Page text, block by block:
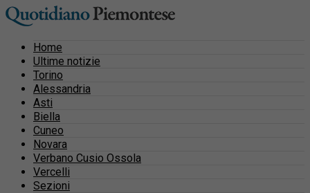
Home
Ultime notizie
Torino
Alessandria
Asti
Biella
Cuneo
Novara
Verbano Cusio Ossola
Vercelli
Sezioni